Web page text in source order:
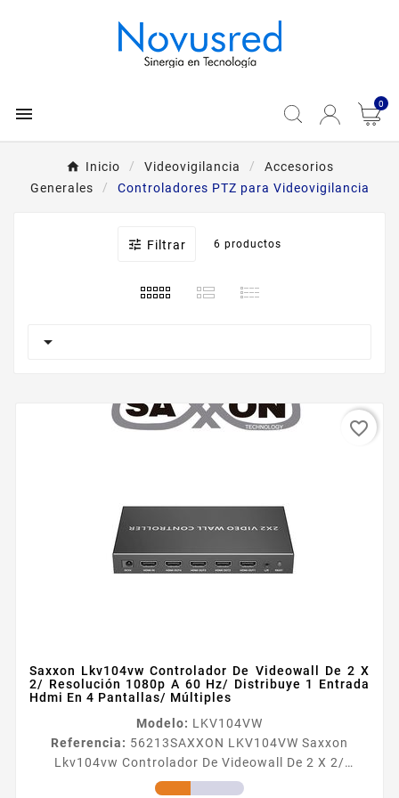
 0
Inicio Videovigilancia
Accesorios
Generales
Controladores PTZ para Videovigilancia
 Filtrar 6 productos

Saxxon Lkv104vw Controlador De Videowall De 2 X
2/ Resolución 1080p A 60 Hz/ Distribuye 1 Entrada
Hdmi En 4 Pantallas/ Múltiples
Modelo: LKV104VW
Referencia: 56213SAXXON LKV104VW Saxxon
Lkv104vw Controlador De Videowall De 2 X 2/
Resolución 1080p A 60 Hz/ Distribuye 1 Entrada
favorite_border